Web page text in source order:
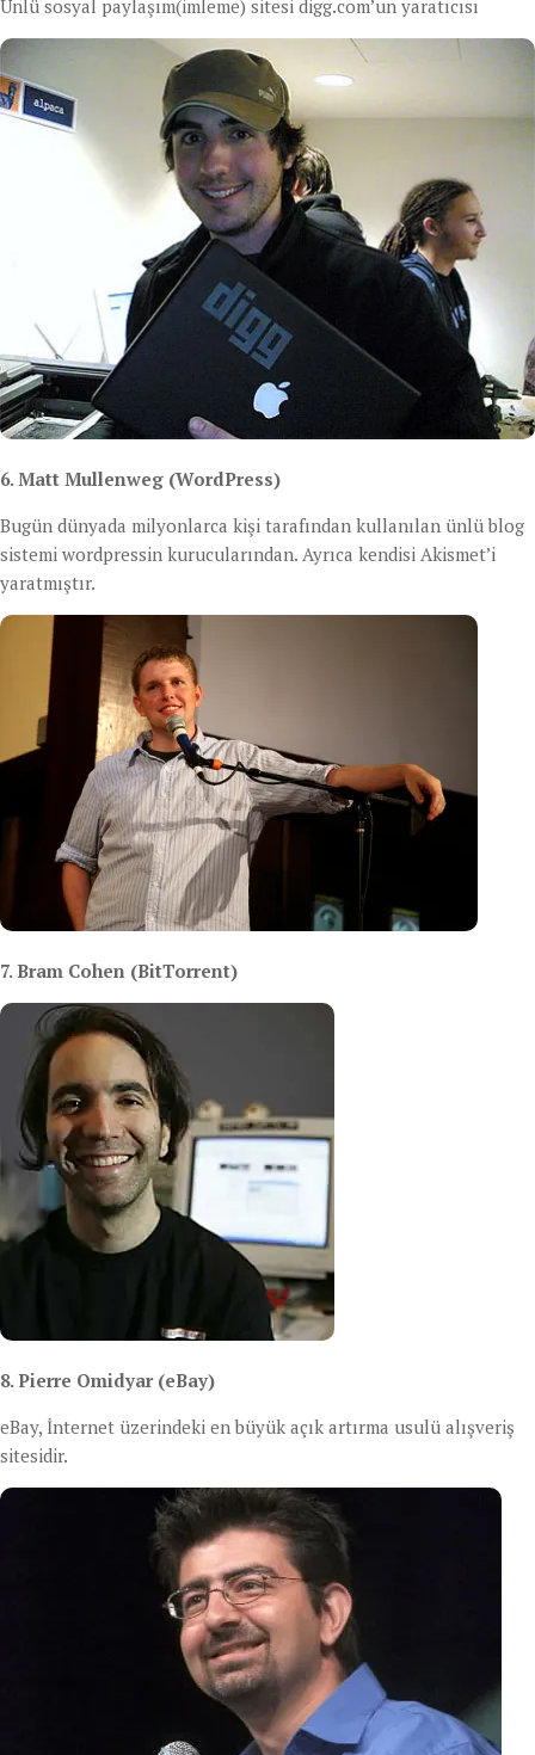
Ünlü sosyal paylaşım(imleme) sitesi digg.com’un yaratıcısı
6. Matt Mullenweg (WordPress)
Bugün dünyada milyonlarca kişi tarafından kullanılan ünlü blog
sistemi wordpressin kurucularından. Ayrıca kendisi Akismet’i
yaratmıştır.
7. Bram Cohen (BitTorrent)
8. Pierre Omidyar (eBay)
eBay, İnternet üzerindeki en büyük açık artırma usulü alışveriş
sitesidir.